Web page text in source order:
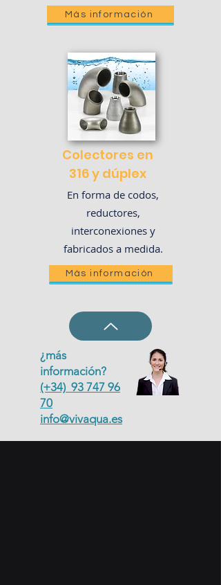
Más información
Colectores en
316 y dúplex
En forma de codos,
reductores,
interconexiones y
fabricados a medida.
Más información
¿más
información?
(+34) 93 747 96
70
info@vivaqua.es